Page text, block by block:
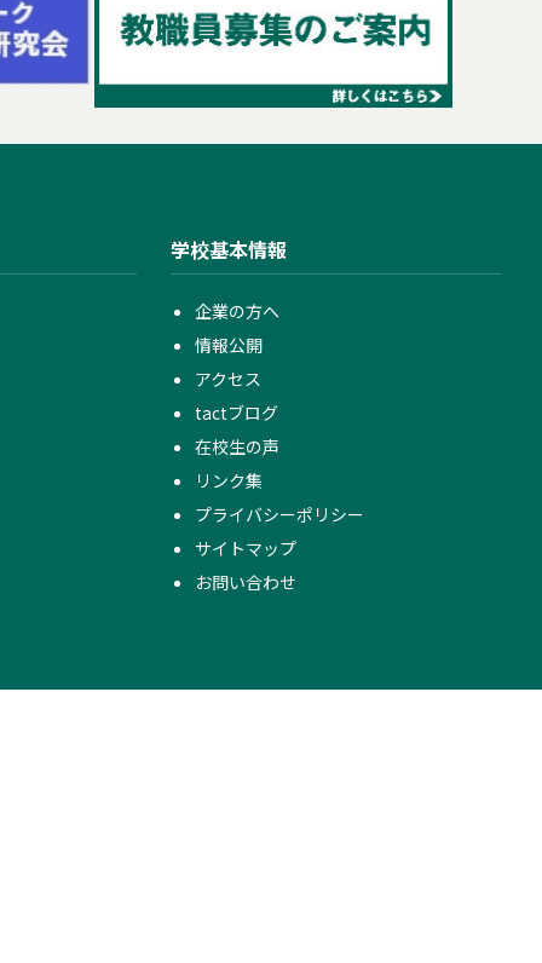
学校基本情報
企業の方へ
情報公開
アクセス
tactブログ
在校生の声
リンク集
プライバシーポリシー
サイトマップ
お問い合わせ